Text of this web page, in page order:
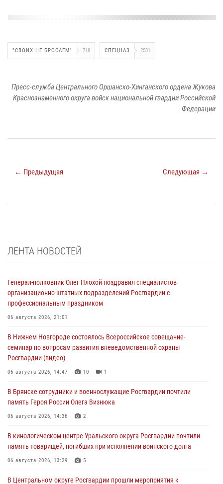
"СВОИХ НЕ БРОСАЕМ" 718 СПЕЦНАЗ 2531
Пресс-служба Центрального Оршанско-Хинганского ордена Жукова
Краснознаменного округа войск национальной гвардии Российской
Федерации
← Предыдущая Следующая →
ЛЕНТА НОВОСТЕЙ
Генерал-полковник Олег Плохой поздравил специалистов
организационно-штатных подразделений Росгвардии с
профессиональным праздником
06 августа 2026, 21:01
В Нижнем Новгороде состоялось Всероссийское совещание-
семинар по вопросам развития вневедомственной охраны
Росгвардии (видео)
06 августа 2026, 14:47 10 1
В Брянске сотрудники и военнослужащие Росгвардии почтили
память Героя России Олега Визнюка
06 августа 2026, 14:36 2
В кинологическом центре Уральского округа Росгвардии почтили
память товарищей, погибших при исполнении воинского долга
06 августа 2026, 13:29 5
В Центральном округе Росгвардии прошли мероприятия к